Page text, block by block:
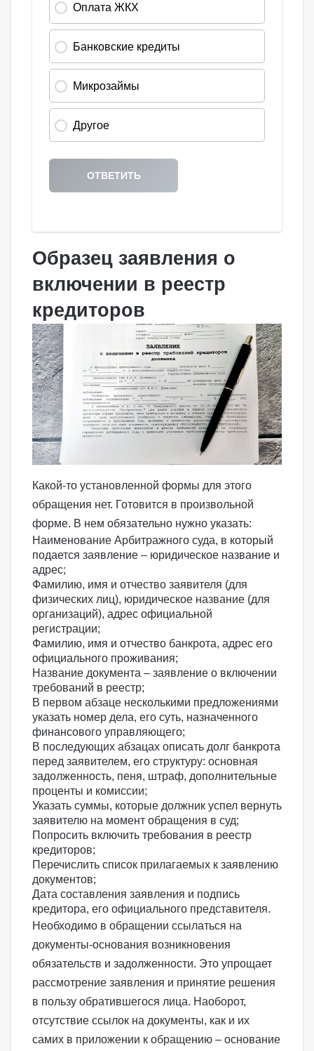
Образец заявления о
включении в реестр
кредиторов
Какой-то установленной формы для этого
обращения нет. Готовится в произвольной
форме. В нем обязательно нужно указать:
Наименование Арбитражного суда, в который
подается заявление – юридическое название и
адрес;
Фамилию, имя и отчество заявителя (для
физических лиц), юридическое название (для
организаций), адрес официальной
регистрации;
Фамилию, имя и отчество банкрота, адрес его
официального проживания;
Название документа – заявление о включении
требований в реестр;
В первом абзаце несколькими предложениями
указать номер дела, его суть, назначенного
финансового управляющего;
В последующих абзацах описать долг банкрота
перед заявителем, его структуру: основная
задолженность, пеня, штраф, дополнительные
проценты и комиссии;
Указать суммы, которые должник успел вернуть
заявителю на момент обращения в суд;
Попросить включить требования в реестр
кредиторов;
Перечислить список прилагаемых к заявлению
документов;
Дата составления заявления и подпись
кредитора, его официального представителя.
Необходимо в обращении ссылаться на
документы-основания возникновения
обязательств и задолженности. Это упрощает
рассмотрение заявления и принятие решения
в пользу обратившегося лица. Наоборот,
отсутствие ссылок на документы, как и их
самих в приложении к обращению – основание